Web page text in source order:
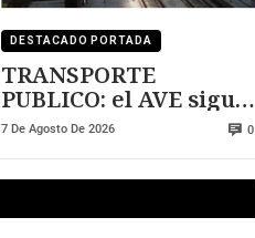
DESTACADO PORTADA
TRANSPORTE
PUBLICO: el AVE sigue
perdiendo pasajeros
7 De Agosto De 2026 0